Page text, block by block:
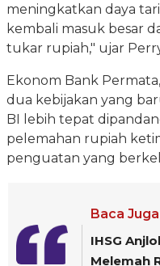
meningkatkan daya
kembali masuk besar
tukar rupiah," ujar
Ekonom Bank
dua kebijakan yang
BI lebih tepat
pelemahan rupiah
penguatan yang
Baca Juga
IHSG
Melemah